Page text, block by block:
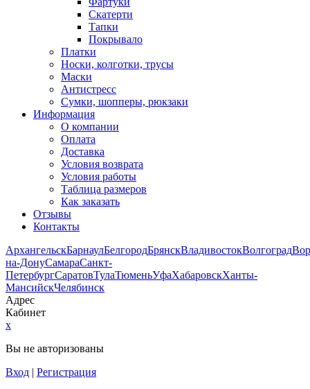
Скатерти
Тапки
Покрывало
Платки
Носки, колготки, трусы
Маски
Антистресс
Сумки, шопперы, рюкзаки
Информация
О компании
Оплата
Доставка
Условия возврата
Условия работы
Таблица размеров
Как заказать
Отзывы
Контакты
АрхангельскБарнаулБелгородБрянскВладивостокВолгоград
на-ДонуСамараСанкт-
ПетербургСаратовТулаТюменьУфаХабаровскХанты-
МансийскЧелябинск
Адрес
Кабинет
x
Вы не авторизованы
Вход | Регистрация